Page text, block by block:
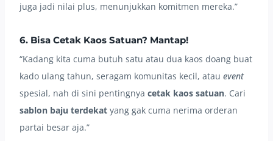
juga jadi nilai plus, menunjukkan komitmen mereka.”
6. Bisa Cetak Kaos Satuan? Mantap!
“Kadang kita cuma butuh satu atau dua kaos doang buat
kado ulang tahun, seragam komunitas kecil, atau event
spesial, nah di sini pentingnya cetak kaos satuan. Cari
sablon baju terdekat yang gak cuma nerima orderan
partai besar aja.”